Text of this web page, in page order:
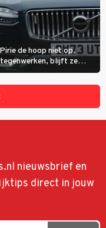
de hoop niet op.
blijft ze
van Karen Pirie leidt het
nieuwsbrief en
direct in jouw